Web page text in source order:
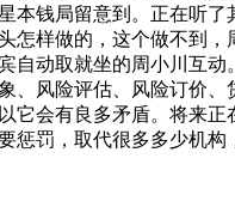
本钱局留意到。正在听
怎样做的，这个做不到
自动取就坐的周小川互
、风险评估、风险订价
它会有良多矛盾。将来
惩罚，取代很多多少机